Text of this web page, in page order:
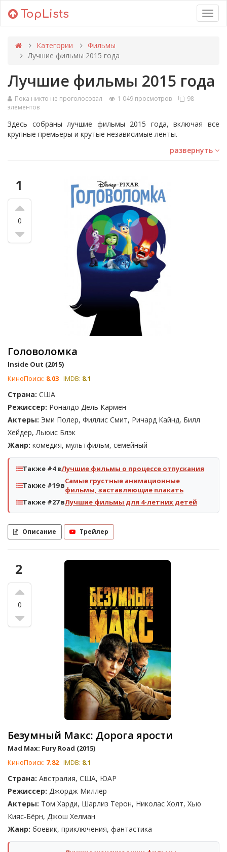
TopLists
Категории
Фильмы
Лучшие фильмы 2015 года
Лучшие фильмы 2015 года
Пока никто не проголосовал 1 049 просмотров
98
элементов
Здесь собраны лучшие фильмы 2015 года, включая все
крупные премьеры и крутые независимые ленты.
Каждый год Голливуд пытается превзойти себя, выпуская
все новые и новые фильмы, долгожданные продолжения и
исключением! Блокбастеры такие как 'Снайпер', '50
оттенков серого', 'Kingsman: Секретная служба' включены в
этот список.
Здесь вы найдете различные жанры: от драм и
романтических комедий до триллеров, научно-
фантастических эпопей и даже документальных фильмов.
Поднимайте в рейтинге фильмы, которые, по вашему
мнению, являются лучшими лентами 2015 года, и опускайте
те, которые, по вашему мнению, вообще не должны были
выйти. Проверяйте обновления рейтинга, так как мы
продолжаем обновлять этот список с выходом последних
премьер и самых громких фильмов, чтобы определить
лучший фильм 2015 года.
развернуть
1
0
Головоломка
Inside Out (2015)
КиноПоиск: 8.03 IMDB: 8.1
Страна: США
Режиссер: Роналдо Дель Кармен
Актеры: Эми Полер, Филлис Смит, Ричард Кайнд, Билл
Хейдер, Льюис Блэк
Жанр: комедия, мультфильм, семейный
Также #4 вЛучшие фильмы о процессе отпускания
Также #19 вСамые грустные анимационные
фильмы, заставляющие плакать
Также #27 вЛучшие фильмы для 4-летних детей
Описание Трейлер
2
0
Безумный Макс: Дорога ярости
Mad Max: Fury Road (2015)
КиноПоиск: 7.82 IMDB: 8.1
Страна: Австралия, США, ЮАР
Режиссер: Джордж Миллер
Актеры: Том Харди, Шарлиз Терон, Николас Холт, Хью
Кияс-Бёрн, Джош Хелман
Жанр: боевик, приключения, фантастика